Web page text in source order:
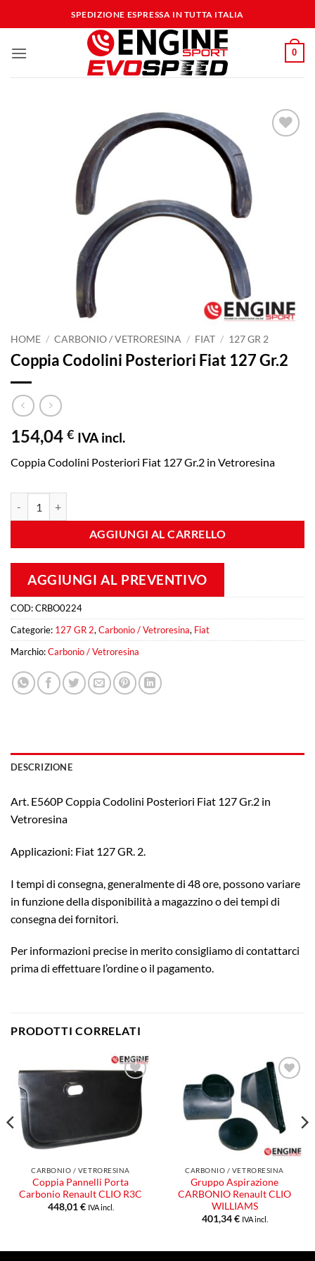
ai
SPEDIZIONE ESPRESSA IN TUTTA ITALIA
0
HOME / CARBONIO / VETRORESINA / FIAT / 127 GR 2
Coppia Codolini Posteriori Fiat 127 Gr.2
154,04 € IVA incl.
Coppia Codolini Posteriori Fiat 127 Gr.2 in Vetroresina
AGGIUNGI AL CARRELLO
AGGIUNGI AL PREVENTIVO
COD:CRBO0224
Categorie: 127 GR 2, Carbonio / Vetroresina, Fiat
Marchio:Carbonio / Vetroresina
DESCRIZIONE
Art. E560P Coppia Codolini Posteriori Fiat 127 Gr.2 in
Vetroresina
Applicazioni: Fiat 127 GR. 2.
I tempi di consegna, generalmente di 48 ore, possono variare
in funzione della disponibilità a magazzino o dei tempi di
consegna dei fornitori.
Per informazioni precise in merito consigliamo di contattarci
prima di effettuare l’ordine o il pagamento.
PRODOTTI CORRELATI
Aggiungi
alla lista
desideri
CARBONIO / VETRORESINA
Coppia Pannelli Porta
Carbonio Renault CLIO R3C
448,01€ IVA incl.
Aggiungi
alla lista
dei
desideri
CARBONIO / VETRORESINA
Gruppo Aspirazione
CARBONIO Renault CLIO
WILLIAMS
401,34€ IVA incl.